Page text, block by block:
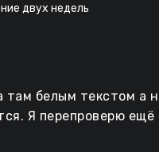
двух недель
белым текстом а
Я перепроверю